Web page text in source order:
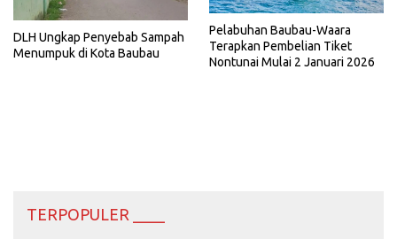
DLH Ungkap Penyebab Sampah
Menumpuk di Kota Baubau
Pelabuhan Baubau-Waara
Terapkan Pembelian Tiket
Nontunai Mulai 2 Januari 2026
TERPOPULER ____